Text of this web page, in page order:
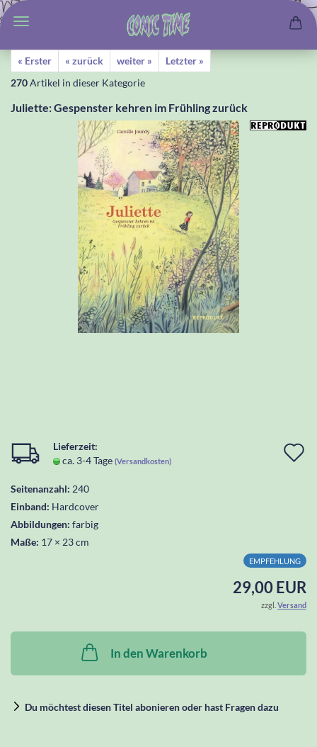
« Erster « zurück weiter »
Letzter »
270Artikel in dieser Kategorie
Juliette: Gespenster kehren im Frühling zurück
Lieferzeit:
ca. 3-4 Tage (Versandkosten)
Seitenanzahl: 240
Einband: Hardcover
Abbildungen: farbig
Maße: 17 × 23 cm
EMPFEHLUNG
29,00 EUR
zzgl. Versand
In den Warenkorb
Du möchtest diesen Titel abonieren oder hast Fragen dazu